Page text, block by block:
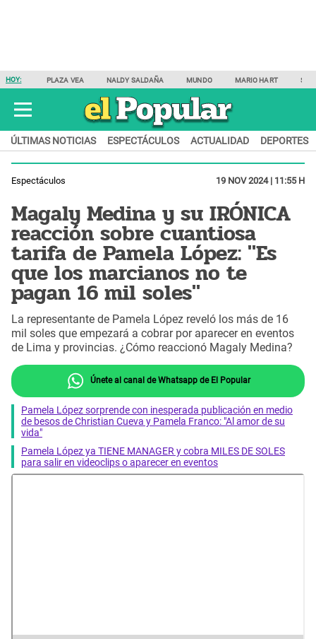
HOY: PLAZA VEA NALDY SALDAÑA MUNDO MARIO HART
ÚLTIMAS NOTICIAS ESPECTÁCULOS ACTUALIDAD DEPORTES
Espectáculos 19 NOV 2024 | 11:55 H
Magaly Medina y su IRÓNICA
reacción sobre cuantiosa
tarifa de Pamela López: "Es
que los marcianos no te
pagan 16 mil soles"
La representante de Pamela López reveló los más de 16
mil soles que empezará a cobrar por aparecer en eventos
de Lima y provincias. ¿Cómo reaccionó Magaly Medina?
Únete al canal de Whatsapp de El Popular
Pamela López sorprende con inesperada publicación en medio
de besos de Christian Cueva y Pamela Franco: "Al amor de su
vida"
Pamela López ya TIENE MANAGER y cobra MILES DE SOLES
para salir en videoclips o aparecer en eventos